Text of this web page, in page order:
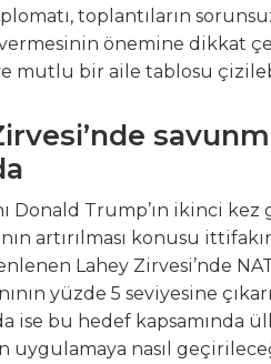
toplantıların
önemine dikkat
mutlu bir aile tablosu
Donald Trump’ın ikinci
artırılması konusu
Lahey Zirvesi’nde
yüzde 5 seviyesine
ise bu hedef kapsamında
nasıl